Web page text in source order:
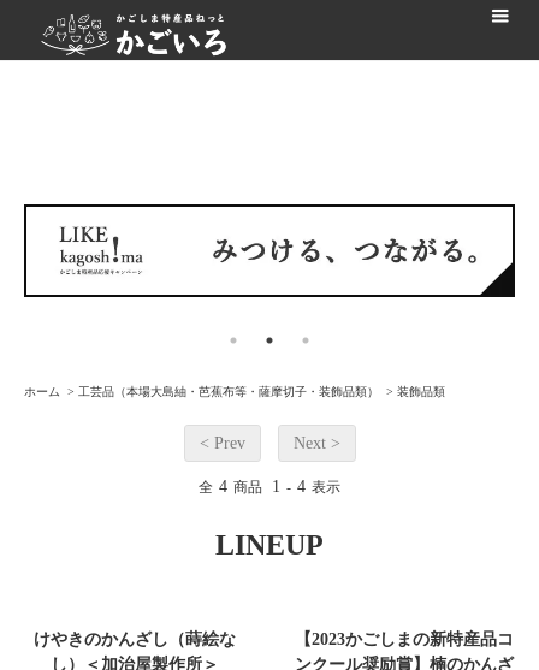
ホーム > 工芸品（本場大島紬・芭蕉布等・薩摩切子・装飾品類） > 装飾品類
< Prev Next >
全 4 商品 1 - 4 表示
LINEUP
けやきのかんざし（蒔絵な
し）＜加治屋製作所＞
【2023かごしまの新特産品コ
ンクール奨励賞】楠のかんざ